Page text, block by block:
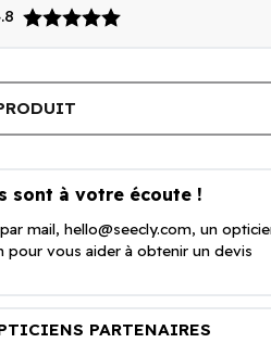
sont à votre écoute !
mail,hello@seecly.com, un
pour vous aider à obtenir un devis
PARTENAIRES